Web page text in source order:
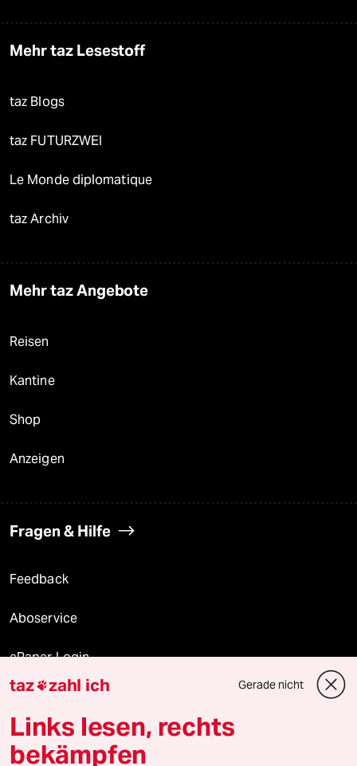
Mehr taz Lesestoff
taz Blogs
taz FUTURZWEI
Le Monde diplomatique
taz Archiv
Mehr taz Angebote
Reisen
Kantine
Shop
Anzeigen
Fragen & Hilfe
Feedback
Aboservice
ePaper Login
Downloads für Abonnierende
taz zahl ich Gerade nicht
Links lesen, rechts
bekämpfen